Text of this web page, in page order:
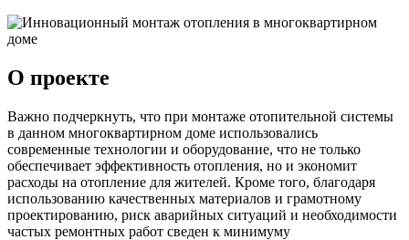
О проекте
Важно подчеркнуть, что при монтаже отопительной системы
в данном многоквартирном доме использовались
современные технологии и оборудование, что не только
обеспечивает эффективность отопления, но и экономит
расходы на отопление для жителей. Кроме того, благодаря
использованию качественных материалов и грамотному
проектированию, риск аварийных ситуаций и необходимости
частых ремонтных работ сведен к минимуму